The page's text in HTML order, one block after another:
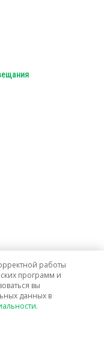
услуг связи в г. о.
работы
программ и
вы
данных в